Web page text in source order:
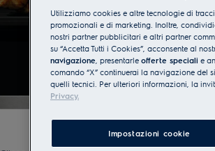
Utilizziamo cookies e altre tecnologie di
promozionali e di marketing. Inoltre,
nostri partner pubblicitari e altri partner
su “Accetta Tutti i Cookies”, acconsente al
navigazione, presentarle offerte speciali e
comando “X” continuerai la navigazione del
quelli tecnici. Per ulteriori informazioni, la
Privacy.
Impostazioni cookie